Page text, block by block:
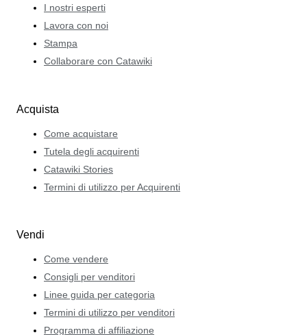
I nostri esperti
Lavora con noi
Stampa
Collaborare con Catawiki
Acquista
Come acquistare
Tutela degli acquirenti
Catawiki Stories
Termini di utilizzo per Acquirenti
Vendi
Come vendere
Consigli per venditori
Linee guida per categoria
Termini di utilizzo per venditori
Programma di affiliazione